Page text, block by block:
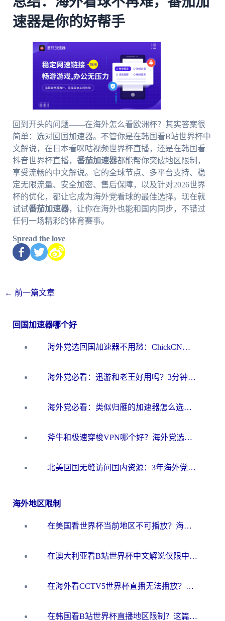
速器是你的好帮手
回到开头的问题——在海外怎么看欧洲杯？其实答案很
简单：选对回国加速器。不管你是在韩国看B站世界杯中
文解说，在日本看咪咕视频世界杯直播，还是在韩国看
抖音世界杯直播， 番茄加速器都能帮你突破地区限制，
享受流畅的中文解说。它的全球节点、多平台支持、稳
定无限流量、安全加密、售后保障，以及针对2026世界
杯的优化，都让它成为海外党看球的最佳选择。现在就
试试番茄加速器，让你在海外也能和国内同步，不错过
任何一场精彩的体育赛事。
Spread the love
← 前一篇文章
回国加速器哪个好
海外党选回国加速器不用愁：ChickCN和洞见哪个好？一篇搞定所有疑问
海外党必看：迅游和老王好用吗？3分钟选对加速国内网络的加速器
海外党必看：类似归雁的加速器怎么选？一篇搞定无缝访问国内资源
斧牛和极速穿梭VPN哪个好？海外党选回国加速器必看的真实对比与避坑指南
北美回国无缝访问国内资源：3年海外党亲测的加速器选择指南
海外地区限制
在美国看世界杯当前地区不可播放？海外党体育观赛终极指南来了！
在澳大利亚看B站世界杯中文解说仅限中国大陆？这篇指南帮你打破限制看遍赛事
在海外看CCTV5世界杯直播无法播放？这篇指南让你和国内球迷同步呐喊
在韩国看B站世界杯直播地区限制？这篇指南让你告别“当前地区不可播放”